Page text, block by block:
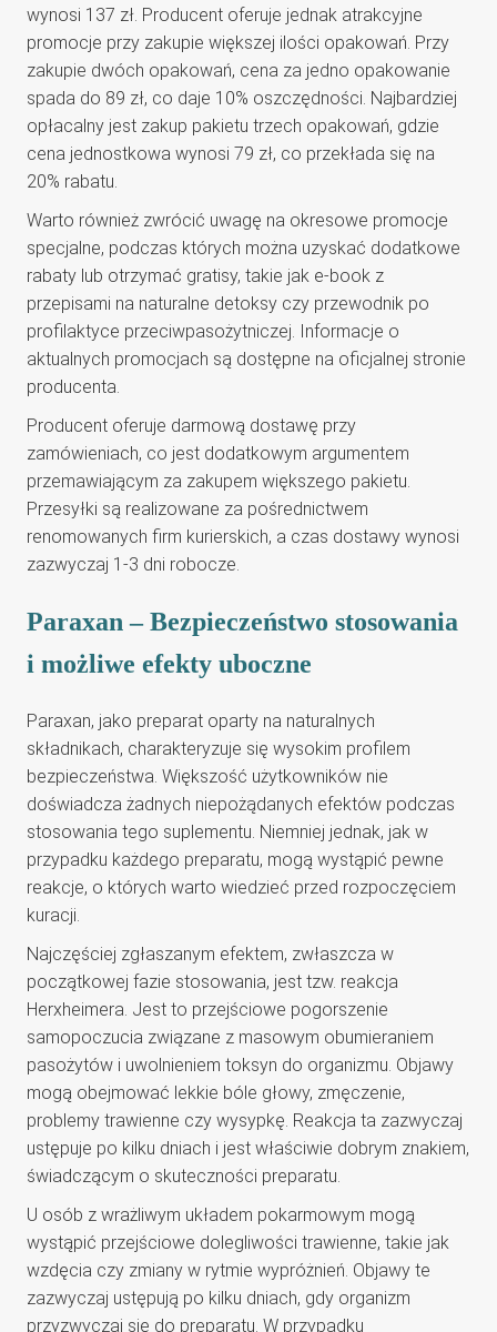
wynosi 137 zł. Producent oferuje jednak atrakcyjne
promocje przy zakupie większej ilości opakowań. Przy
zakupie dwóch opakowań, cena za jedno opakowanie
spada do 89 zł, co daje 10% oszczędności. Najbardziej
opłacalny jest zakup pakietu trzech opakowań, gdzie
cena jednostkowa wynosi 79 zł, co przekłada się na
20% rabatu.
Warto również zwrócić uwagę na okresowe promocje
specjalne, podczas których można uzyskać dodatkowe
rabaty lub otrzymać gratisy, takie jak e-book z
przepisami na naturalne detoksy czy przewodnik po
profilaktyce przeciwpasożytniczej. Informacje o
aktualnych promocjach są dostępne na oficjalnej stronie
producenta.
Producent oferuje darmową dostawę przy
zamówieniach, co jest dodatkowym argumentem
przemawiającym za zakupem większego pakietu.
Przesyłki są realizowane za pośrednictwem
renomowanych firm kurierskich, a czas dostawy wynosi
zazwyczaj 1-3 dni robocze.
Paraxan – Bezpieczeństwo stosowania
i możliwe efekty uboczne
Paraxan, jako preparat oparty na naturalnych
składnikach, charakteryzuje się wysokim profilem
bezpieczeństwa. Większość użytkowników nie
doświadcza żadnych niepożądanych efektów podczas
stosowania tego suplementu. Niemniej jednak, jak w
przypadku każdego preparatu, mogą wystąpić pewne
reakcje, o których warto wiedzieć przed rozpoczęciem
kuracji.
Najczęściej zgłaszanym efektem, zwłaszcza w
początkowej fazie stosowania, jest tzw. reakcja
Herxheimera. Jest to przejściowe pogorszenie
samopoczucia związane z masowym obumieraniem
pasożytów i uwolnieniem toksyn do organizmu. Objawy
mogą obejmować lekkie bóle głowy, zmęczenie,
problemy trawienne czy wysypkę. Reakcja ta zazwyczaj
ustępuje po kilku dniach i jest właściwie dobrym znakiem,
świadczącym o skuteczności preparatu.
U osób z wrażliwym układem pokarmowym mogą
wystąpić przejściowe dolegliwości trawienne, takie jak
wzdęcia czy zmiany w rytmie wypróżnień. Objawy te
zazwyczaj ustępują po kilku dniach, gdy organizm
przyzwyczai się do preparatu. W przypadku